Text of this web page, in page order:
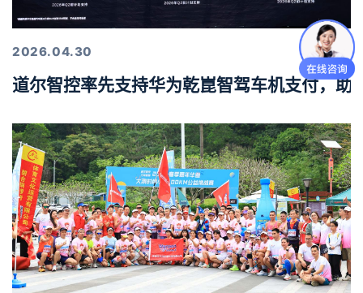
2026.04.30
道尔智控率先支持华为乾崑智驾车机支付，助